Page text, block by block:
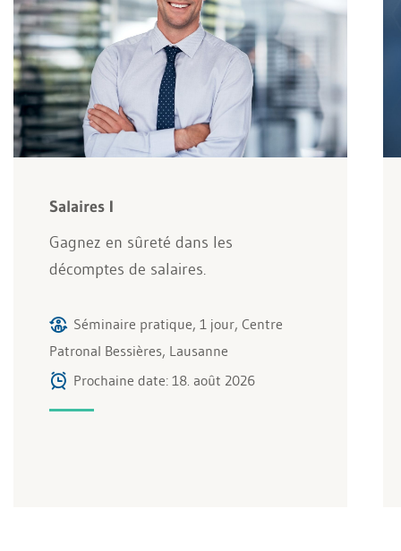
Salaires I
Gagnez en sûreté dans les
décomptes de salaires.
Séminaire pratique, 1 jour, Centre
Patronal Bessières, Lausanne
Prochaine date: 18. août 2026